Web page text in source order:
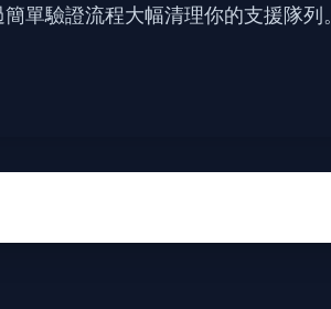
單驗證流程大幅清理你的支援隊列。